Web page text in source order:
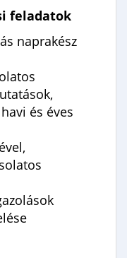
feladatok
naprakész
és éves